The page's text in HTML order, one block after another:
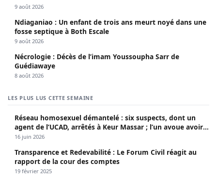
9 août 2026
Ndiaganiao : Un enfant de trois ans meurt noyé dans une
fosse septique à Both Escale
9 août 2026
Nécrologie : Décès de l’imam Youssoupha Sarr de
Guédiawaye
8 août 2026
LES PLUS LUS CETTE SEMAINE
Réseau homosexuel démantelé : six suspects, dont un
agent de l’UCAD, arrêtés à Keur Massar ; l’un avoue avoir
propagé le VIH depuis 2018
16 juin 2026
Transparence et Redevabilité : Le Forum Civil réagit au
rapport de la cour des comptes
19 février 2025